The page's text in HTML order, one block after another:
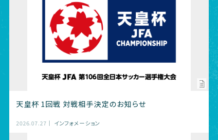
天皇杯 1回戦 対戦相手決定のお知らせ
2026.07.27 インフォメーション